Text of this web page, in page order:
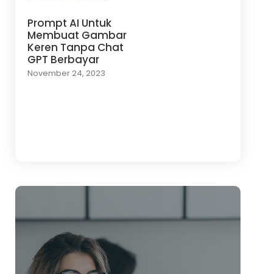
Prompt AI Untuk
Membuat Gambar
Keren Tanpa Chat
GPT Berbayar
November 24, 2023